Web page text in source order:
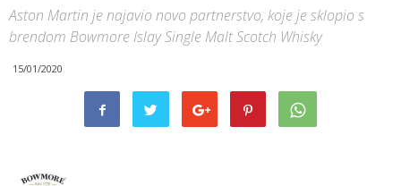
Aston Martin je najavio novo partnerstvo, koje je sklopio s
brendom Bowmore Islay Single Malt Scotch Whisky
15/01/2020